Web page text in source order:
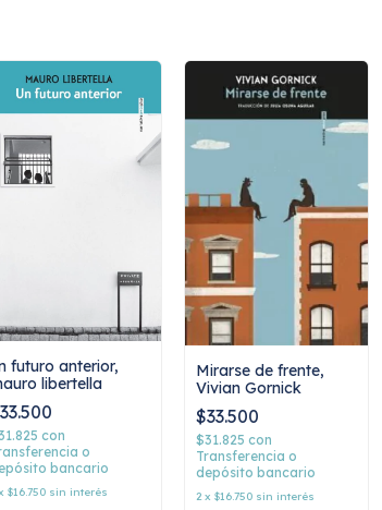
futuro anterior,
libertella
con
o
bancario
$16.750 sin interés
Mirarse de frente,
Vivian Gornick
$33.500
$31.825 con
Transferencia o
depósito bancario
2 x $16.750 sin interés